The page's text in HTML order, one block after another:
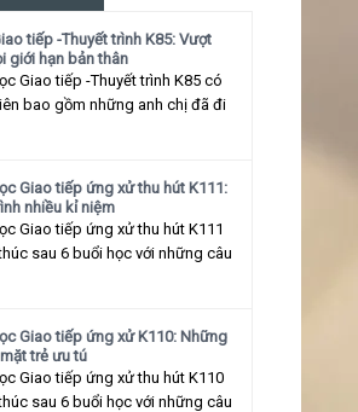
tiếp -Thuyết trình K85: Vượt
giới hạn bản thân
Giao tiếp -Thuyết trình K85 có
bao gồm những anh chị đã đi
Giao tiếp ứng xử thu hút K111:
nhiều kỉ niệm
Giao tiếp ứng xử thu hút K111
sau 6 buổi học với những câu
Giao tiếp ứng xử K110: Những
trẻ ưu tú
Giao tiếp ứng xử thu hút K110
sau 6 buổi học với những câu